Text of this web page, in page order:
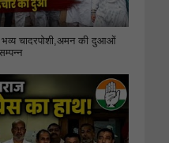
भव्य चादरपोशी,अमन की दुआओं